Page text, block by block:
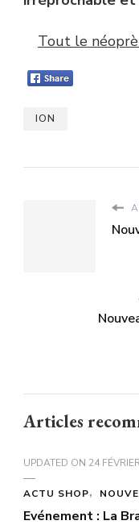
Tout le
ION
Articles
UPDATED ON 24
ACTU SHOP
Evénement : La